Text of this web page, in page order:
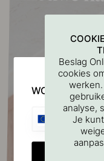
Beslag
cookies
analyse,
Je
WOULD YOU